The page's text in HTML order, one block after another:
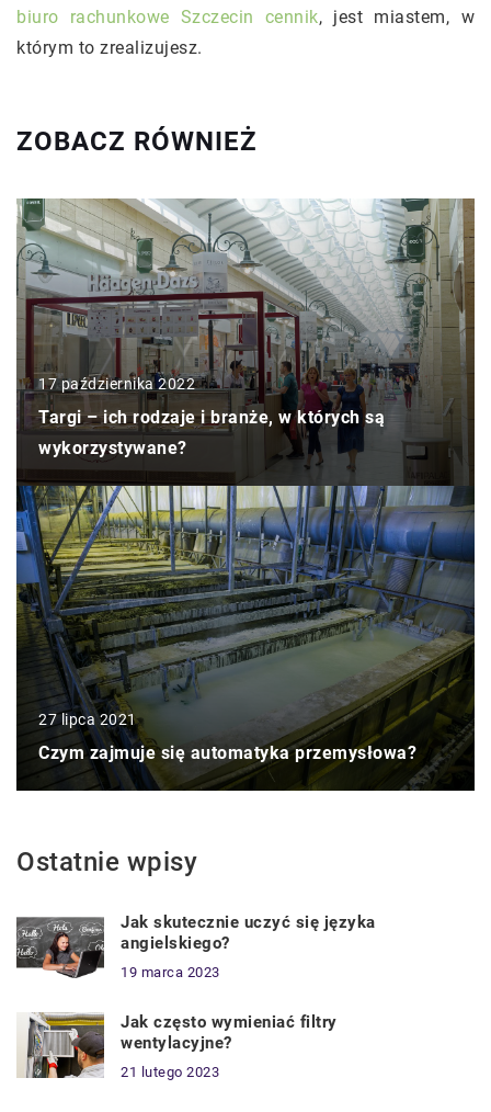
biuro rachunkowe Szczecin cennik, jest miastem, w
którym to zrealizujesz.
ZOBACZ RÓWNIEŻ
17 października 2022
Targi – ich rodzaje i branże, w których są
wykorzystywane?
27 lipca 2021
Czym zajmuje się automatyka przemysłowa?
Ostatnie wpisy
Jak skutecznie uczyć się języka
angielskiego?
19 marca 2023
Jak często wymieniać filtry
wentylacyjne?
21 lutego 2023